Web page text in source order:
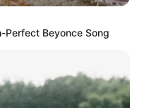
Perfect Beyonce Song